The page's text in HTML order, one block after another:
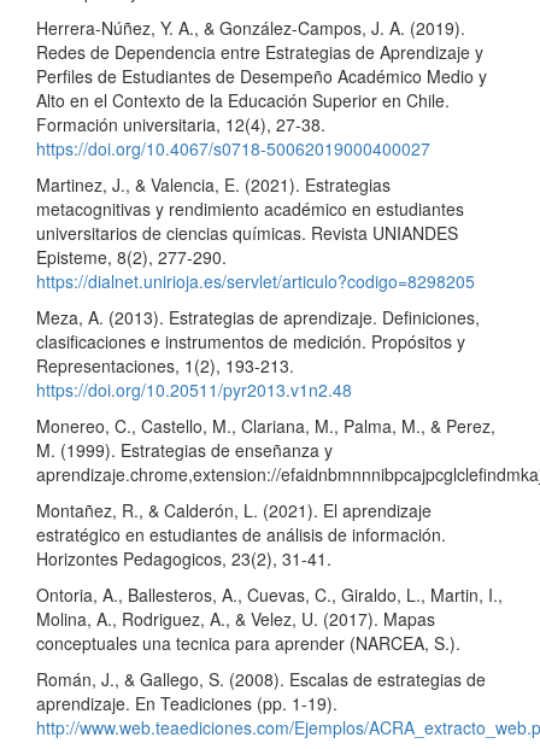
Herrera-Núñez, Y. A., & González-Campos, J. A. (2019).
Redes de Dependencia entre Estrategias de Aprendizaje y
Perfiles de Estudiantes de Desempeño Académico Medio y
Alto en el Contexto de la Educación Superior en Chile.
Formación universitaria, 12(4), 27-38.
https://doi.org/10.4067/s0718-50062019000400027
Martinez, J., & Valencia, E. (2021). Estrategias
metacognitivas y rendimiento académico en estudiantes
universitarios de ciencias químicas. Revista UNIANDES
Episteme, 8(2), 277-290.
https://dialnet.unirioja.es/servlet/articulo?codigo=8298205
Meza, A. (2013). Estrategias de aprendizaje. Definiciones,
clasificaciones e instrumentos de medición. Propósitos y
Representaciones, 1(2), 193-213.
https://doi.org/10.20511/pyr2013.v1n2.48
Monereo, C., Castello, M., Clariana, M., Palma, M., & Perez,
M. (1999). Estrategias de enseñanza y
aprendizaje.chrome,extension://
Montañez, R., & Calderón, L. (2021). El aprendizaje
estratégico en estudiantes de análisis de información.
Horizontes Pedagogicos, 23(2), 31-41.
Ontoria, A., Ballesteros, A., Cuevas, C., Giraldo, L., Martin, I.,
Molina, A., Rodriguez, A., & Velez, U. (2017). Mapas
conceptuales una tecnica para aprender (NARCEA, S.).
Román, J., & Gallego, S. (2008). Escalas de estrategias de
aprendizaje. En Teadiciones (pp. 1-19).
http://www.web.teaediciones.com/Ejemplos/